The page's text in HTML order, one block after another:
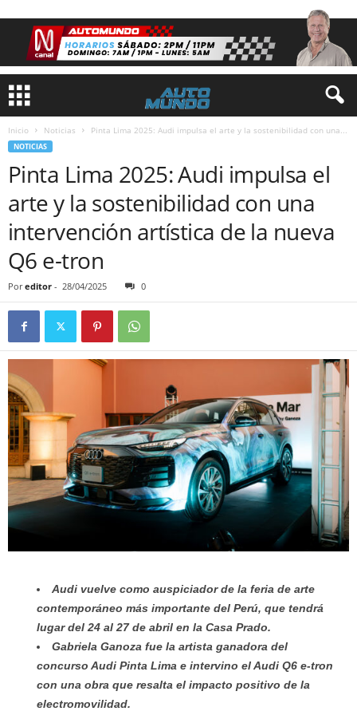
Inicio Noticias Pinta Lima 2025: Audi impulsa el arte y la sostenibilidad con una...
NOTICIAS
Pinta Lima 2025: Audi impulsa el
arte y la sostenibilidad con una
intervención artística de la nueva
Q6 e-tron
Por editor - 28/04/2025 0
Audi vuelve como auspiciador de la feria de arte
contemporáneo más importante del Perú, que tendrá
lugar del 24 al 27 de abril en la Casa Prado.
Gabriela Ganoza fue la artista ganadora del
concurso Audi Pinta Lima e intervino el Audi Q6 e-tron
con una obra que resalta el impacto positivo de la
electromovilidad.